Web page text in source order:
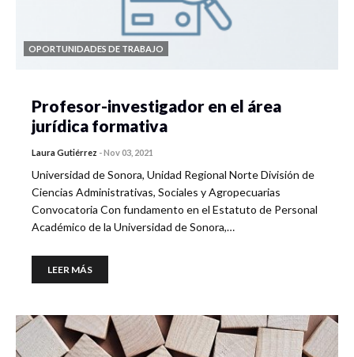
OPORTUNIDADES DE TRABAJO
Profesor-investigador en el área
jurídica formativa
Laura Gutiérrez -Nov 03, 2021
Universidad de Sonora, Unidad Regional Norte División de
Ciencias Administrativas, Sociales y Agropecuarias
Convocatoria Con fundamento en el Estatuto de Personal
Académico de la Universidad de Sonora,…
LEER MÁS